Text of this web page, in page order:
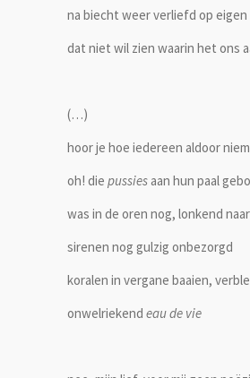
na biecht weer verliefd op
dat niet wil zien waarin het ons
(…)
hoor je hoe iedereen aldoor
oh! die pussies aan hun paal
was in de oren nog, lonkend naar
sirenen nog gulzig onbezorgd
koralen in vergane baaien,
onwelriekend eau de vie